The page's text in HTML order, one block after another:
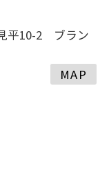
平10-2 ブラン
MAP